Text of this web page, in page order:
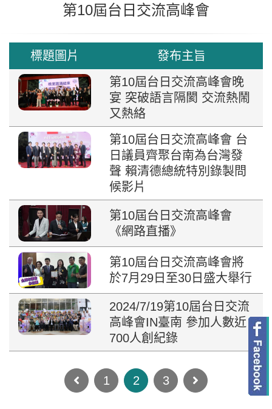
第10屆台日交流高峰會
標題圖片
發布主旨
第10屆台日交流高峰會晚
宴 突破語言隔閡 交流熱鬧
又熱絡
第10屆台日交流高峰會 台
日議員齊聚台南為台灣發
聲 賴清德總統特別錄製問
候影片
第10屆台日交流高峰會
《網路直播》
第10屆台日交流高峰會將
於7月29日至30日盛大舉行
2024/7/19第10屆台日交流
高峰會IN臺南 參加人數近
700人創紀錄
Previous
1 2 3 Next